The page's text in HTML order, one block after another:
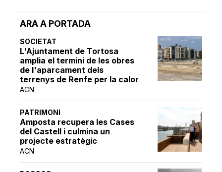
ARA A PORTADA
SOCIETAT
L'Ajuntament de Tortosa
amplia el termini de les obres
de l'aparcament dels
terrenys de Renfe per la calor
ACN
PATRIMONI
Amposta recupera les Cases
del Castell i culmina un
projecte estratègic
ACN